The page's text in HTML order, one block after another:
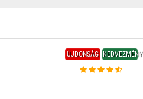
ÚJDONSÁG KEDVEZMÉNY